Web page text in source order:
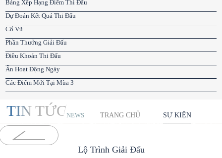
Bảng Xếp Hạng Điểm Thi Đấu
Dự Đoán Kết Quả Thi Đấu
Cổ Vũ
Phần Thưởng Giải Đấu
Điều Khoản Thi Đấu
Ẩn Hoạt Động Ngày
Các Điểm Mới Tại Mùa 3
TIN TỨCNEWS TRANG CHỦ SỰ KIỆN
Lộ Trình Giải Đấu